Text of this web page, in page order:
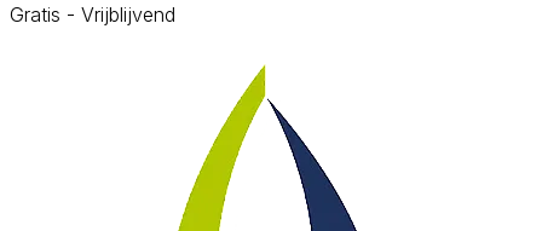
Gratis - Vrijblijvend